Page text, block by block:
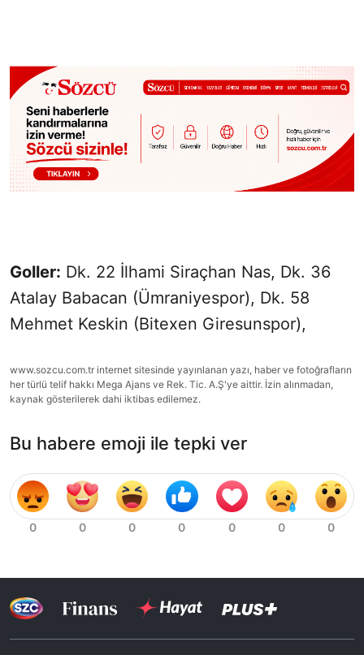
Goller: Dk. 22 İlhami Siraçhan Nas, Dk. 36
Atalay Babacan (Ümraniyespor), Dk. 58
Mehmet Keskin (Bitexen Giresunspor),
www.sozcu.com.tr internet sitesinde yayınlanan yazı, haber ve fotoğrafların
her türlü telif hakkı Mega Ajans ve Rek. Tic. A.Ş'ye aittir. İzin alınmadan,
kaynak gösterilerek dahi iktibas edilemez.
Bu habere emoji ile tepki ver